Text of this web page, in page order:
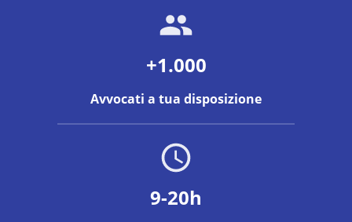
+1.000
Avvocati a tua disposizione
9-20h